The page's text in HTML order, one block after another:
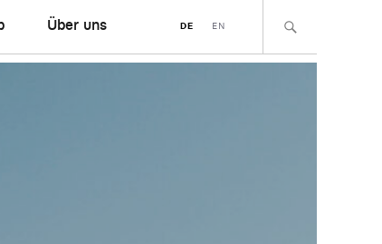
Über uns DE EN